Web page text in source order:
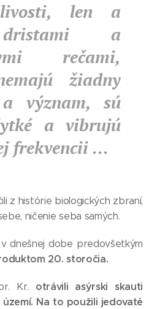
len a
a
rečami,
žiadny
význam, sú
a vibrujú
frekvencii ...
z histórie biologických zbraní,
ničenie seba samých.
dnešnej dobe predovšetkým
20. storočia.
Kr. otrávili asýrski skauti
Na to použili jedovaté